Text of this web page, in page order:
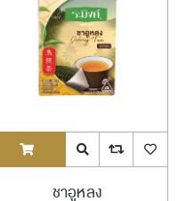
ADDTOCART Quick View
ชาอูหลง